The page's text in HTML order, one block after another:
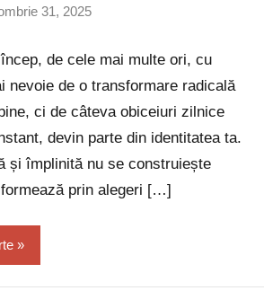
31, 2025
de cele mai multe ori, cu
nevoie de o transformare radicală
ci de câteva obiceiuri zilnice
devin parte din identitatea ta.
și împlinită nu se construiește
prin alegeri […]